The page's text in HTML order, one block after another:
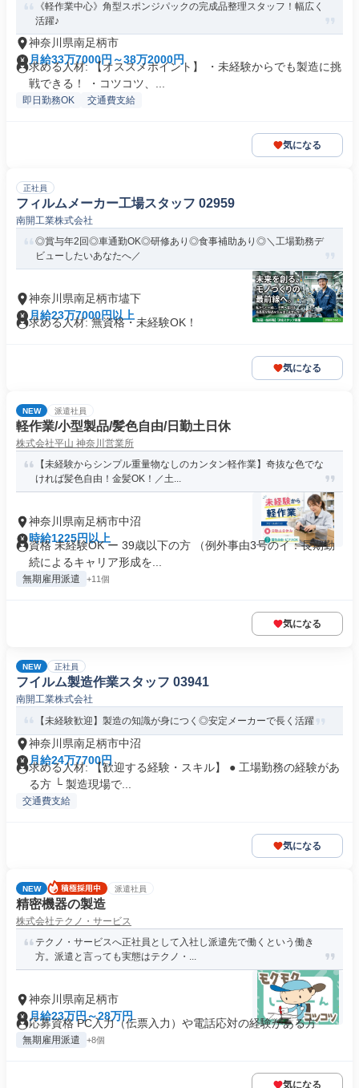
《軽作業中心》角型スポンジパックの完成品整理スタッフ！幅広く
活躍♪
神奈川県南足柄市
月給33万7000円～38万2000円
求める人材: 【オススメポイント】 ・未経験からでも製造に挑
戦できる！ ・コツコツ、...
即日勤務OK 交通費支給
気になる
正社員
フィルムメーカー工場スタッフ 02959
南開工業株式会社
◎賞与年2回◎車通勤OK◎研修あり◎食事補助あり◎＼工場勤務デ
ビューしたいあなたへ／
神奈川県南足柄市壗下
月給23万7000円以上
求める人材: 無資格・未経験OK！
気になる
NEW 派遣社員
軽作業/小型製品/髪色自由/日勤土日休
株式会社平山 神奈川営業所
【未経験からシンプル重量物なしのカンタン軽作業】奇抜な色でな
ければ髪色自由！金髪OK！／土...
神奈川県南足柄市中沼
時給1225円以上
資格 未経験OK ー 39歳以下の方 （例外事由3号のイ：長期勤
続によるキャリア形成を...
無期雇用派遣 +11個
気になる
NEW 正社員
フイルム製造作業スタッフ 03941
南開工業株式会社
【未経験歓迎】製造の知識が身につく◎安定メーカーで長く活躍
神奈川県南足柄市中沼
月給24万7700円
求める人材: 【歓迎する経験・スキル】 ● 工場勤務の経験があ
る方 └ 製造現場で...
交通費支給
気になる
NEW 派遣社員
精密機器の製造
株式会社テクノ・サービス
テクノ・サービスへ正社員として入社し派遣先で働くという働き
方。派遣と言っても実態はテクノ・...
神奈川県南足柄市
月給23万円～28万円
応募資格 PC入力（伝票入力）や電話応対の経験がある方
無期雇用派遣 +8個
気になる